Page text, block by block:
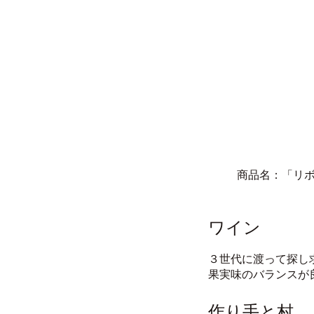
商品名：「リ
ワイン
３世代に渡って探
果実味のバランスが